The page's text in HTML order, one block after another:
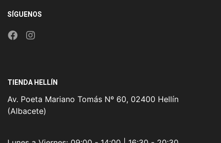
SÍGUENOS
TIENDA HELLÍN
Av. Poeta Mariano Tomás Nº 60, 02400 Hellín
(Albacete)